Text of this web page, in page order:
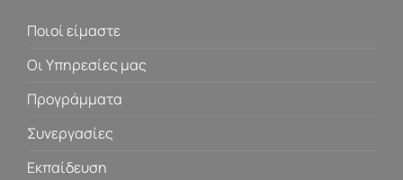
Ποιοί είμαστε
Οι Υπηρεσίες μας
Προγράμματα
Συνεργασίες
Εκπαίδευση